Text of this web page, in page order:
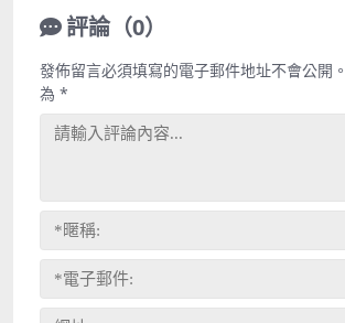
評論（0）
發佈留言必須填寫的電子郵件地址不會公開。
為 *